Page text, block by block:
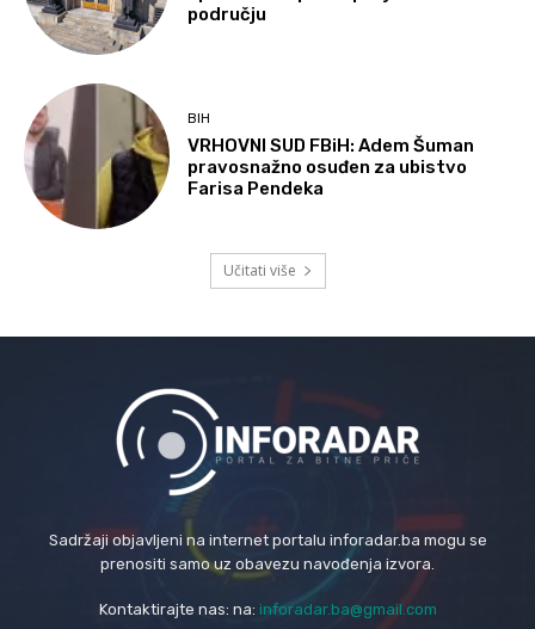
području
BIH
VRHOVNI SUD FBiH: Adem Šuman
pravosnažno osuđen za ubistvo
Farisa Pendeka
Učitati više
Sadržaji objavljeni na internet portalu inforadar.ba mogu se
prenositi samo uz obavezu navođenja izvora.
Kontaktirajte nas: na: inforadar.ba@gmail.com